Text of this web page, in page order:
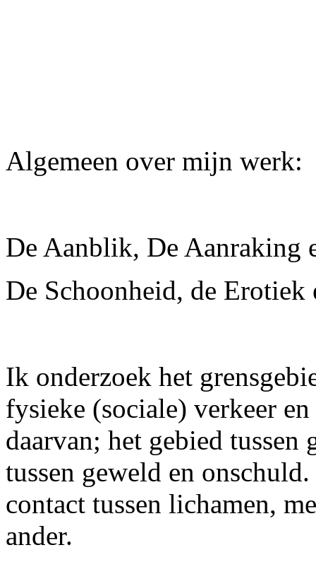
Algemeen over mijn werk:
De Aanblik, De Aanraking
De Schoonheid, de Erotiek
Ik onderzoek het
fysieke (sociale) verkeer
daarvan; het gebied tussen
tussen geweld en
contact tussen lichamen,
ander.